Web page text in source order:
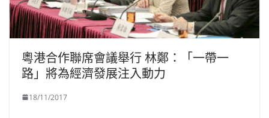
粵港合作聯席會議舉行 林鄭：「一帶一
路」將為經濟發展注入動力
18/11/2017